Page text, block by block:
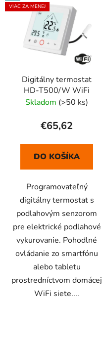
VIAC ZA MENEJ
Digitálny termostat
HD-T500/W WiFi
Skladom (>50 ks)
€65,62
DO KOŠÍKA
Programovateľný
digitálny termostat s
podlahovým senzorom
pre elektrické podlahové
vykurovanie. Pohodlné
ovládanie zo smartfónu
alebo tabletu
prostredníctvom domácej
WiFi siete....